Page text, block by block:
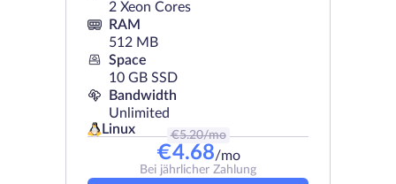
2 Xeon Cores
RAM
512 MB
Space
10 GB SSD
Bandwidth
Unlimited
Linux
€5.20/mo
€4.68/mo
Bei jährlicher Zahlung